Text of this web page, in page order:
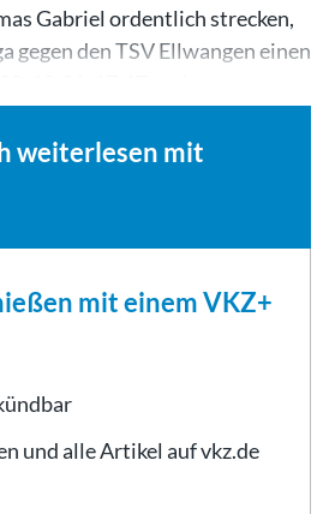
Gabriel ordentlich strecken,
gegen den TSV Ellwangen einen
weiterlesen mit
mit einem VKZ+
und alle Artikel auf vkz.de